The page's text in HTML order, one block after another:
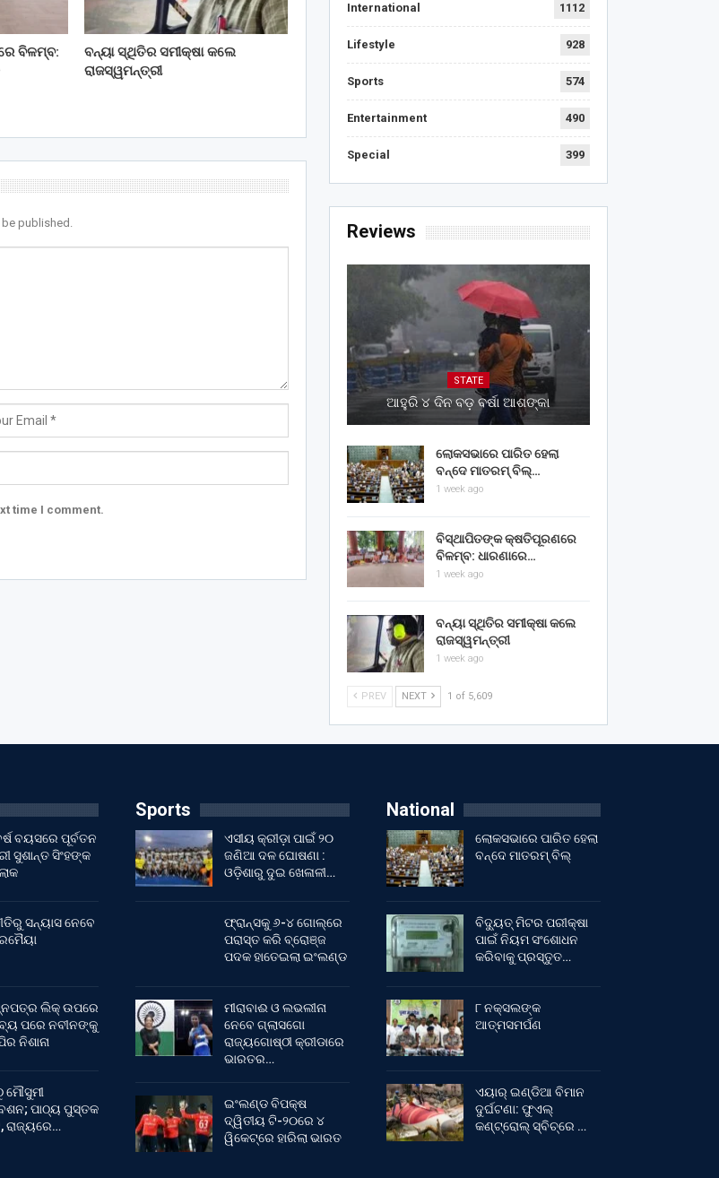
ବିଳମ୍ବ:
ବନ୍ୟା ସ୍ଥିତିର ସମୀକ୍ଷା କଲେ
ରାଜସ୍ୱମନ୍ତ୍ରୀ
published.
time I comment.
International 1112
Lifestyle 928
Sports 574
Entertainment 490
Special 399
Reviews
STATE
ଆହୁରି ୪ ଦିନ ବଡ଼ ବର୍ଷା ଆଶଙ୍କା
ଲୋକସଭାରେ ପାରିତ ହେଲା
ବନ୍ଦେ ମାତରମ୍‌ ବିଲ୍‌…
1 week ago
ବିସ୍ଥାପିତଙ୍କ କ୍ଷତିପୂରଣରେ
ବିଳମ୍ବ: ଧାରଣାରେ…
1 week ago
ବନ୍ୟା ସ୍ଥିତିର ସମୀକ୍ଷା କଲେ
ରାଜସ୍ୱମନ୍ତ୍ରୀ
1 week ago
PREV NEXT 1 of 5,609
ବୟସରେ ପୂର୍ବତନ
ସୁଶାନ୍ତ ସିଂହଙ୍କ
ସନ୍ୟାସ ନେବେ
ଲିକ୍ ଉପରେ
ପରେ ନବୀନଙ୍କୁ
ନିଶାନା
ମୌସୁମୀ
ପାଠ୍ୟ ପୁସ୍ତକ
ରାଜ୍ୟରେ…
Sports
ଏସୀୟ କ୍ରୀଡ଼ା ପାଇଁ ୨୦
ଜଣିଆ ଦଳ ଘୋଷଣା :
ଓଡ଼ିଶାରୁ ଦୁଇ ଖେଳାଳୀ…
ଫ୍ରାନ୍ସକୁ ୬-୪ ଗୋଲ୍‌ରେ
ପରାସ୍ତ କରି ବ୍ରୋଞ୍ଜ
ପଦକ ହାତେଇଲା ଇଂଲଣ୍ଡ
ମୀରାବାଈ ଓ ଲଭଲୀନା
ନେବେ ଗ୍ଲାସଗୋ
ରାଜ୍ୟଗୋଷ୍ଠୀ କ୍ରୀଡାରେ
ଭାରତର…
ଇଂଲଣ୍ଡ ବିପକ୍ଷ
ଦ୍ୱିତୀୟ ଟି-୨୦ରେ ୪
ୱିକେଟ୍‌ରେ ହାରିଲା ଭାରତ
National
ଲୋକସଭାରେ ପାରିତ ହେଲା
ବନ୍ଦେ ମାତରମ୍‌ ବିଲ୍‌
ବିଦ୍ୟୁତ୍ ମିଟର ପରୀକ୍ଷା
ପାଇଁ ନିୟମ ସଂଶୋଧନ
କରିବାକୁ ପ୍ରସ୍ତୁତ…
୮ ନକ୍ସଲଙ୍କ
ଆତ୍ମସମର୍ପଣ
ଏୟାର୍ ଇଣ୍ଡିଆ ବିମାନ
ଦୁର୍ଘଟଣା: ଫୁଏଲ୍‌
କଣ୍ଟ୍ରୋଲ୍‌ ସ୍ବିଚ୍‌ରେ …